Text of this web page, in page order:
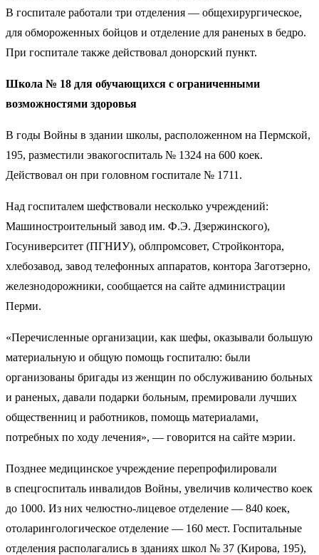
В госпитале работали три отделения — общехирургическое,
для обмороженных бойцов и отделение для раненых в бедро.
При госпитале также действовал донорский пункт.
Школа № 18 для обучающихся с ограниченными
возможностями здоровья
В годы Войны в здании школы, расположенном на Пермской,
195, разместили эвакогоспиталь № 1324 на 600 коек.
Действовал он при головном госпитале № 1711.
Над госпиталем шефствовали несколько учреждений:
Машиностроительный завод им. Ф.Э. Дзержинского),
Госуниверситет (ПГНИУ), облпромсовет, Стройконтора,
хлебозавод, завод телефонных аппаратов, контора Заготзерно,
железнодорожники, сообщается на сайте администрации
Перми.
«Перечисленные организации, как шефы, оказывали большую
материальную и общую помощь госпиталю: были
организованы бригады из женщин по обслуживанию больных
и раненых, давали подарки больным, премировали лучших
общественниц и работников, помощь материалами,
потребных по ходу лечения», — говорится на сайте мэрии.
Позднее медицинское учреждение перепрофилировали
в спецгоспиталь инвалидов Войны, увеличив количество коек
до 1000. Из них челюстно-лицевое отделение — 840 коек,
отоларингологическое отделение — 160 мест. Госпитальные
отделения располагались в зданиях школ № 37 (Кирова, 195),